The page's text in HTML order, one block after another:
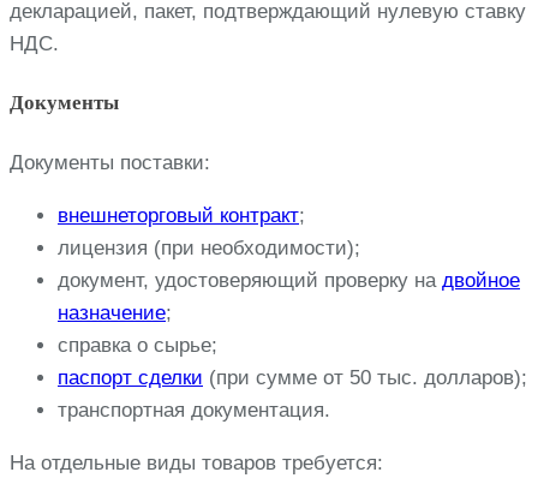
декларацией, пакет, подтверждающий нулевую ставку
НДС.
Документы
Документы поставки:
внешнеторговый контракт;
лицензия (при необходимости);
документ, удостоверяющий проверку на двойное
назначение;
справка о сырье;
паспорт сделки (при сумме от 50 тыс. долларов);
транспортная документация.
На отдельные виды товаров требуется: